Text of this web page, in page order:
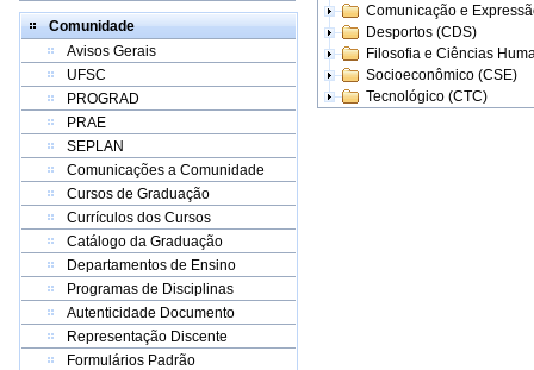
Comunidade
Avisos Gerais
UFSC
PROGRAD
PRAE
SEPLAN
Comunicações a Comunidade
Cursos de Graduação
Currículos dos Cursos
Catálogo da Graduação
Departamentos de Ensino
Programas de Disciplinas
Autenticidade Documento
Representação Discente
Formulários Padrão
Comunicação e
Desportos (CDS)
Filosofia e Ciências
Socioeconômico (CSE)
Tecnológico (CTC)